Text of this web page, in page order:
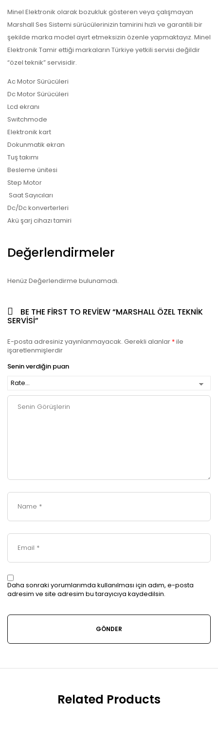
Minel Elektronik olarak bozukluk gösteren veya çalışmayan
Marshall Ses Sistemi sürücülerinizin tamirini hızlı ve garantili bir
şekilde marka model ayırt etmeksizin özenle yapmaktayız. Minel
Elektronik Tamir ettiği markaların Türkiye yetkili servisi değildir
“özel teknik” servisidir.
Ac Motor Sürücüleri
Dc Motor Sürücüleri
Lcd ekranı
Switchmode
Elektronik kart
Dokunmatik ekran
Tuş takımı
Besleme ünitesi
Step Motor
Saat Sayıcıları
Dc/Dc konverterleri
Akü şarj cihazı tamiri
Değerlendirmeler
Henüz Değerlendirme bulunamadı.
BE THE FIRST TO REVIEW “MARSHALL ÖZEL TEKNIK
SERVISI”
E-posta adresiniz yayınlanmayacak. Gerekli alanlar *ile
işaretlenmişlerdir
Senin verdiğin puan
Daha sonraki yorumlarımda kullanılması için adım, e-posta
adresim ve site adresim bu tarayıcıya kaydedilsin.
Related Products